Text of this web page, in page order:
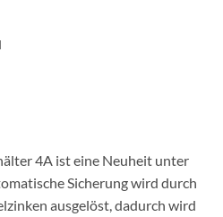
4A ist eine Neuheit unter
Sicherung wird durch
ausgelöst, dadurch wird